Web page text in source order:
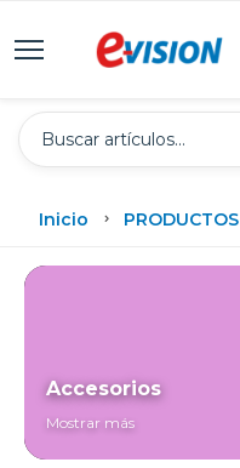
Inicio PRODUCTOS
Accesorios
Mostrar más